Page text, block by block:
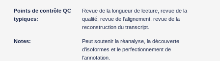
Revue de la longueur de lecture, revue de la
qualité, revue de l'alignement, revue de la
reconstruction du transcript.
Peut soutenir la réanalyse, la découverte
d'isoformes et le perfectionnement de
l'annotation.